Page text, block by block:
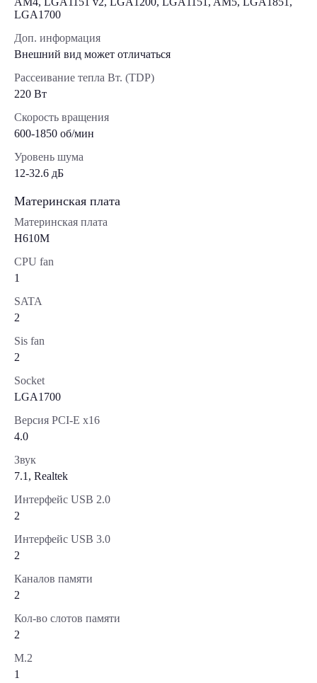
LGA1700
Доп. информация
Внешний вид может отличаться
Рассеивание тепла Вт. (TDP)
220 Вт
Скорость вращения
600-1850 об/мин
Уровень шума
12-32.6 дБ
Материнская плата
Материнская плата
H610M
CPU fan
1
SATA
2
Sis fan
2
Socket
LGA1700
Версия PCI-E x16
4.0
Звук
7.1, Realtek
Интерфейс USB 2.0
2
Интерфейс USB 3.0
2
Каналов памяти
2
Кол-во слотов памяти
2
М.2
1